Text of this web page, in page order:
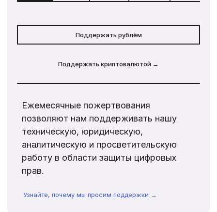
Поддержать рублём
Поддержать криптовалютой →
Ежемесячные пожертвования
позволяют нам поддерживать нашу
техническую, юридическую,
аналитическую и просветительскую
работу в области защиты цифровых
прав.
Узнайте, почему мы просим поддержки →